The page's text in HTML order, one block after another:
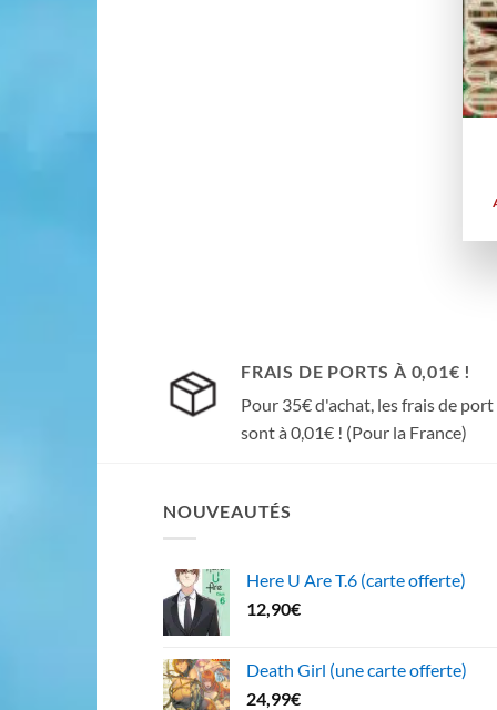
FRAIS DE PORTS À 0,01€ !
Pour 35€ d'achat, les frais de port
sont à 0,01€ ! (Pour la France)
NOUVEAUTÉS
Here U Are T.6 (carte offerte)
12,90€
Death Girl (une carte offerte)
24,99€